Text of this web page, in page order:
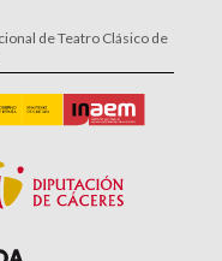
de Teatro Clásico de